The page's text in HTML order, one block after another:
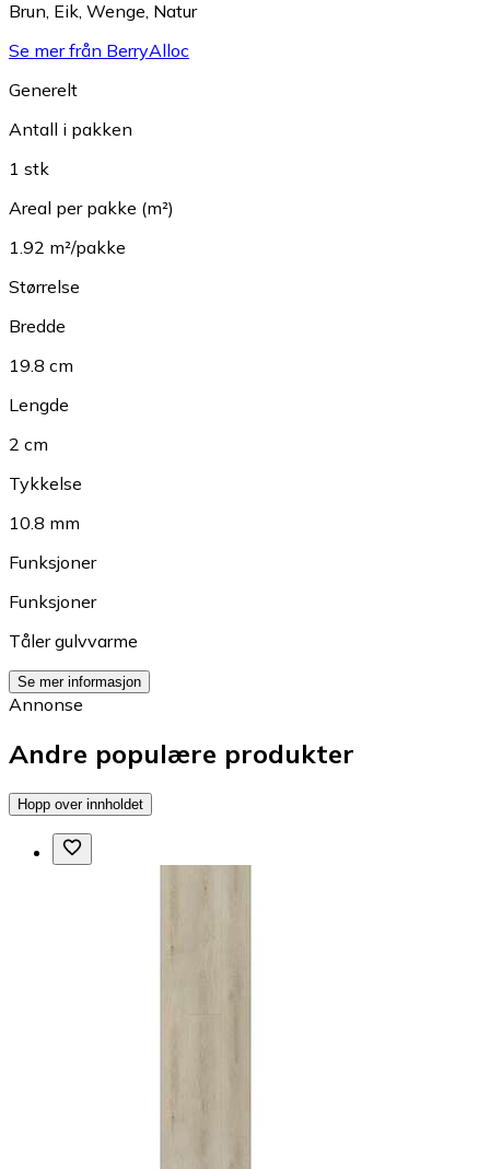
Brun, Eik, Wenge, Natur
Se mer från BerryAlloc
Generelt
Antall i pakken
1 stk
Areal per pakke (m²)
1.92 m²/pakke
Størrelse
Bredde
19.8 cm
Lengde
2 cm
Tykkelse
10.8 mm
Funksjoner
Funksjoner
Tåler gulvvarme
Se mer informasjon
Annonse
Andre populære produkter
Hopp over innholdet